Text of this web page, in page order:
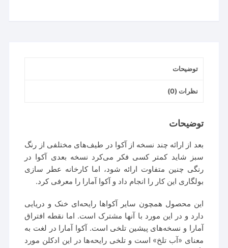
توضیحات
نظرات (0)
توضیحات
بعد از ارائه چند نسخه از آکوا در طیف‌های مختلفی از رنگ
سبز شاید کمتر کسی فکر می‌کرد نسخه بعدی آکوا در
رنگی چنین متفاوت ارائه شود، اما کارخانه عطر سازی
بولگاری این کار را انجام داد و آکوا آمارا را معرفی کرد.
این محصول همچون سایر آکواها رایحه‌ای خنک و دریایی
دارد و در این مورد با آنها مشترک است. اما نقطه افتراق
آمارا و نسخه‌های پیشین تلخی است. آکوا آمارا در لغت به
معنای «آب تلخ» است و تلخی رایحه‌ها در این ادکلن مورد